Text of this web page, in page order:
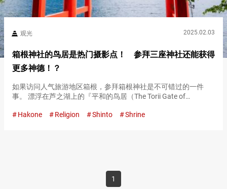
观光 2025.02.03
箱根神社的鸟居是热门摄影点！ 参拜三座神社还能获得
更多神德！？
如果访问人气旅游地区箱根，参拜箱根神社是不可错过的一件
事。 漂浮在芦之湖上的『平和的鸟居（The Torii Gate of
『平和的鸟居（The Torii Gate of Pe…
Hakone Religion Shinto Shrine
1